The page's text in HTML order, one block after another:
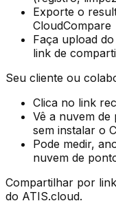
Exporte o
CloudCompare
Faça upload
link de
Seu cliente ou
Clica no link
Vê a nuvem de
sem instalar o
Pode medir,
nuvem de
Compartilhar por
do ATIS.cloud.